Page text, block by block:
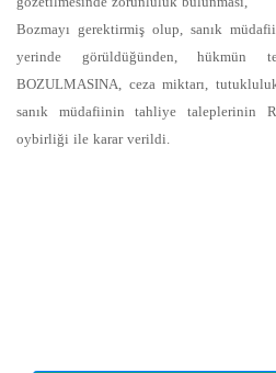
Bozmayı gerektirmiş olup, sanık
yerinde görüldüğünden, hükmün
BOZULMASINA, ceza miktarı,
sanık müdafiinin tahliye taleplerinin
oybirliği ile karar verildi.